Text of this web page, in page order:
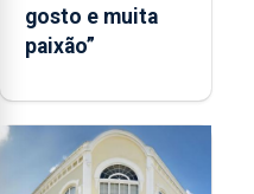
gosto e muita
paixão”